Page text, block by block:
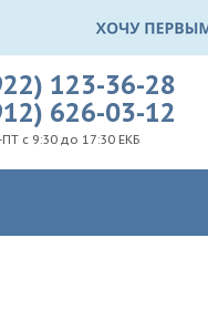
123-36-28
626-03-12
с 9:30 до 17:30 ЕКБ